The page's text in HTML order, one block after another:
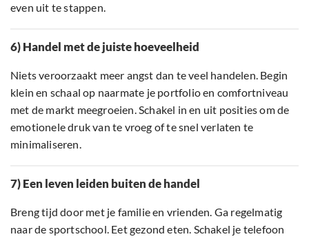
even uit te stappen.
6) Handel met de juiste hoeveelheid
Niets veroorzaakt meer angst dan te veel handelen. Begin
klein en schaal op naarmate je portfolio en comfortniveau
met de markt meegroeien. Schakel in en uit posities om de
emotionele druk van te vroeg of te snel verlaten te
minimaliseren.
7) Een leven leiden buiten de handel
Breng tijd door met je familie en vrienden. Ga regelmatig
naar de sportschool. Eet gezond eten. Schakel je telefoon